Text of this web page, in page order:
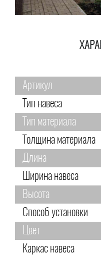
Артикул
Тип навеса
Тип материала
Толщина материала
Длина
Ширина навеса
Высота
Способ установки
Цвет
Каркас навеса